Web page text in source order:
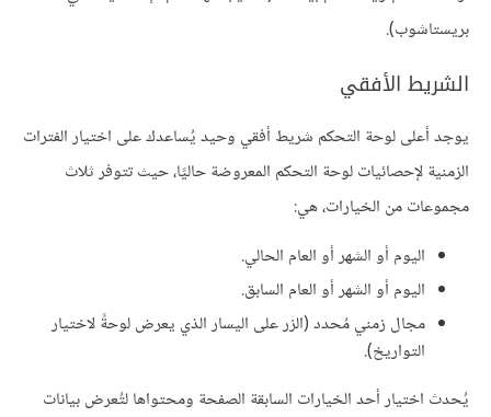
بريستاشوب).
الشريط الأفقي
يوجد أعلى لوحة التحكم شريط أفقي وحيد يُساعدك على اختيار الفترات
الزمنية لإحصائيات لوحة التحكم المعروضة حاليًا، حيث تتوفر ثلاث
مجموعات من الخيارات، هي:
اليوم أو الشهر أو العام الحالي.
اليوم أو الشهر أو العام السابق.
مجال زمني مُحدد (الزر على اليسار الذي يعرض لوحةً لاختيار
التواريخ).
يُحدث اختيار أحد الخيارات السابقة الصفحة ومحتواها لتُعرض بيانات